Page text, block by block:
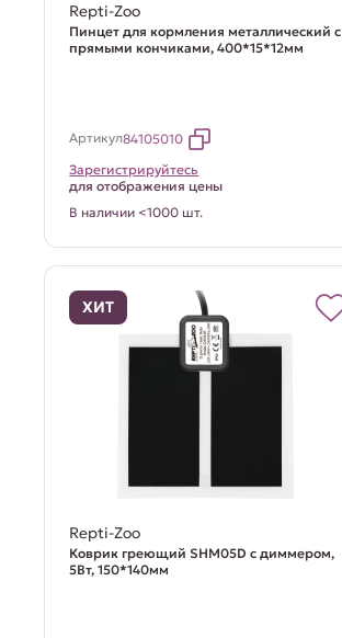
Repti-Zoo
Пинцет для кормления металлический с
прямыми кончиками, 400*15*12мм
Артикул84105010
Зарегистрируйтесь
для отображения цены
В наличии <1000 шт.
ХИТ
Repti-Zoo
Коврик греющий SHM05D с диммером,
5Вт, 150*140мм